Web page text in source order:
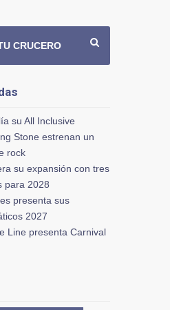
CRUCERO
su All Inclusive
Stone estrenan un
rock
su expansión con tres
para 2028
presenta sus
2027
Line presenta Carnival